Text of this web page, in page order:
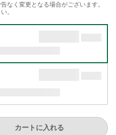
なく変更となる場合がございます。
。
カートに入れる